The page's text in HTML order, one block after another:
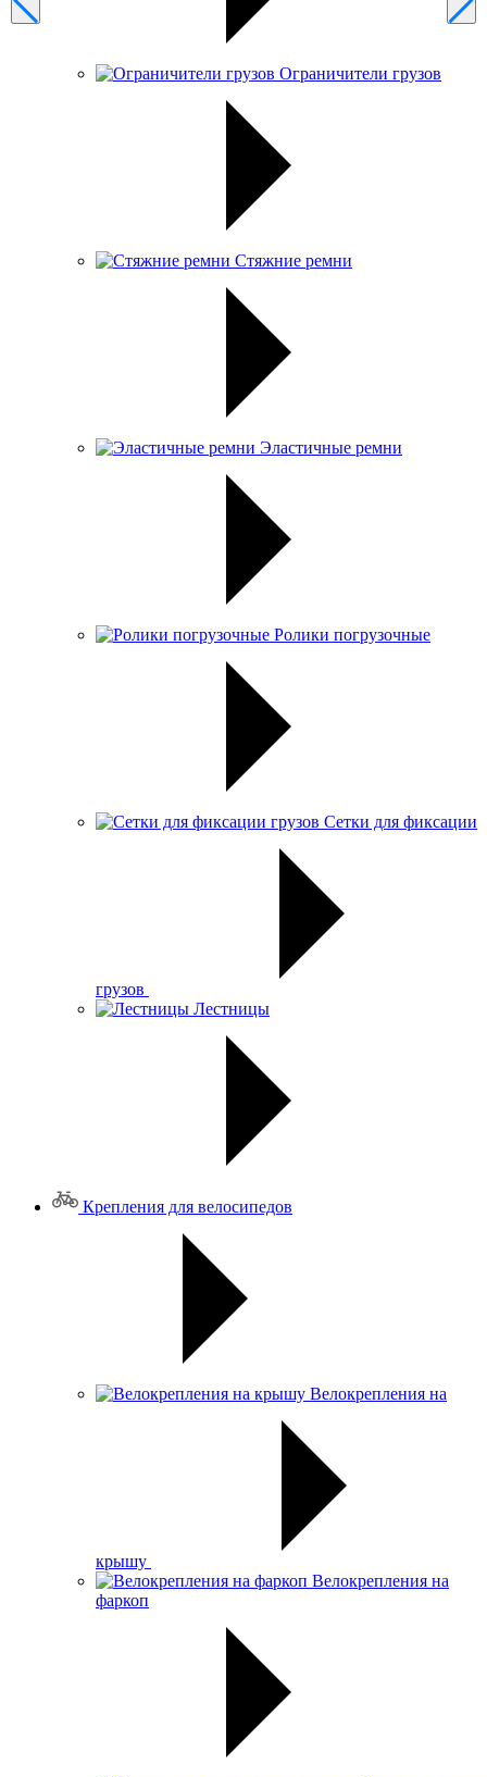
Ограничители грузов
Стяжние ремни
Эластичные ремни
Ролики погрузочные
Сетки для фиксации
грузов
Лестницы
Крепления для велосипедов
Велокрепления на
крышу
Велокрепления на
фаркоп